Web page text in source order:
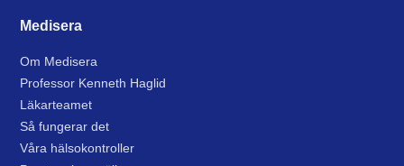
Medisera
Om Medisera
Professor Kenneth Haglid
Läkarteamet
Så fungerar det
Våra hälsokontroller